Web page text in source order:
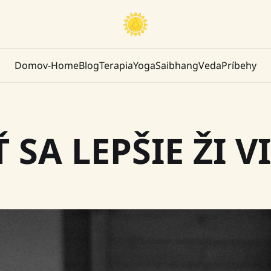
Domov-HomeBlogTerapiaYogaSaibhangVedaPríbehy
SA LEPŠIE ŽI